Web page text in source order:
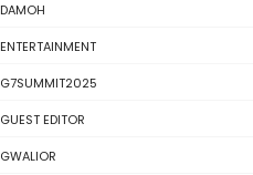
DAMOH
ENTERTAINMENT
G7SUMMIT2025
GUEST EDITOR
GWALIOR